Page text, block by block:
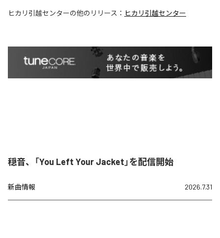
ヒカリ引越センターの他のリリース： ヒカリ引越センター
穏音、「You Left Your Jacket」を配信開始
新曲情報 2026.7.31